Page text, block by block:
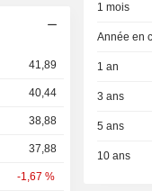
41,89
40,44
38,88
37,88
-1,67 %
1 mois
Année en
1 an
3 ans
5 ans
10 ans